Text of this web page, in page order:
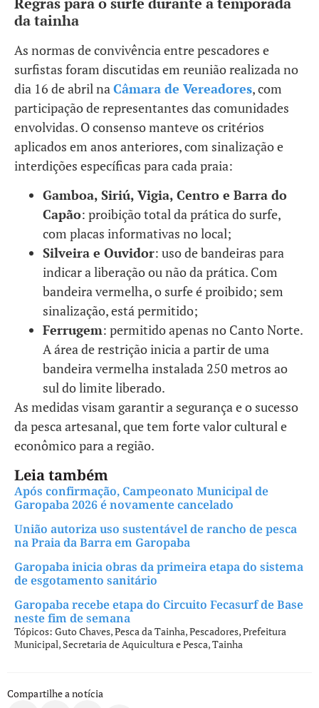
da tainha
As normas de convivência entre pescadores e
surfistas foram discutidas em reunião realizada no
dia 16 de abril naCâmara de Vereadores, com
participação de representantes das comunidades
envolvidas. O consenso manteve os critérios
aplicados em anos anteriores, com sinalização e
interdições específicas para cada praia:
Gamboa, Siriú, Vigia, Centro e Barra do
Capão: proibição total da prática do surfe,
com placas informativas no local;
Silveira e Ouvidor: uso de bandeiras para
indicar a liberação ou não da prática. Com
bandeira vermelha, o surfe é proibido; sem
sinalização, está permitido;
Ferrugem: permitido apenas no Canto Norte.
A área de restrição inicia a partir de uma
bandeira vermelha instalada 250 metros ao
sul do limite liberado.
As medidas visam garantir a segurança e o sucesso
da pesca artesanal, que tem forte valor cultural e
econômico para a região.
Leia também
Após confirmação, Campeonato Municipal de
Garopaba 2026 é novamente cancelado
União autoriza uso sustentável de rancho de pesca
na Praia da Barra em Garopaba
Garopaba inicia obras da primeira etapa do sistema
de esgotamento sanitário
Garopaba recebe etapa do Circuito Fecasurf de Base
neste fim de semana
Tópicos: Guto Chaves,Pesca da Tainha,Pescadores,Prefeitura
Municipal, Secretaria de Aquicultura e Pesca,Tainha
Compartilhe a notícia